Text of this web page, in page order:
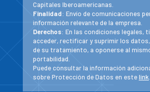
Capitales Iberoamericanas.
Finalidad: Envío de comunicaciones
información relevante de la empresa.
Derechos: En las condiciones legales,
acceder, rectificar y suprimir los
de su tratamiento, a oponerse al
portabilidad.
Puede consultar la información
sobre Protección de Datos en estelink